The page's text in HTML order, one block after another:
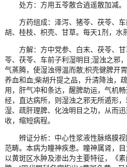
处方：方用五苓散合逍遥散加减。
方药组成：泽泻、猪苓、茯苓、车
胡、桂枝、枳壳、甘草。每天1剂，水
方解：方中党参、白末、茯苓、甘
苓、茯苓、车前子利湿明目;湿浊之邪
气蒸腾，使湿浊得温而散;枳壳健脾开
养血和血;柴胡升提之品，升清降浊，
用，肝气冲和条达，醒脾助运，气机
经，直达病所，则湿浊之邪无所遁形
湿、疏肝理脾、化浊明目之功，从而
收，缩短病程。
辨证分析：中心性浆液性脉络膜视
范畴。本病为瞳神疾患。瞳神属肾，
以黄斑区水肿及渗出为主要特征，《